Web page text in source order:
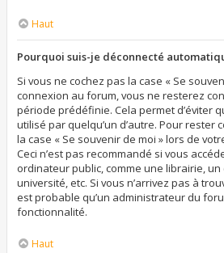
Haut
Pourquoi suis-je déconnecté
Si vous ne cochez pas la case « Se
connexion au forum, vous ne resterez
période prédéfinie. Cela permet d’éviter
utilisé par quelqu’un d’autre. Pour rester
la case « Se souvenir de moi » lors de
Ceci n’est pas recommandé si vous
ordinateur public, comme une librairie,
université, etc. Si vous n’arrivez pas à
est probable qu’un administrateur du
fonctionnalité.
Haut